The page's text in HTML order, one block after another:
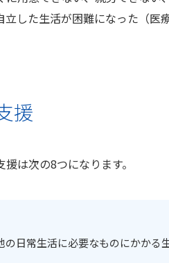
した生活が困難になった（医
援
は次の8つになります。
の日常生活に必要なものにかかる